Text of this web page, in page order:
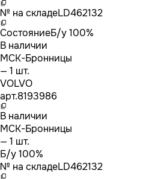
№ на складеLD462132
СостояниеБ/у 100%
В наличии
МСК-Бронницы
— 1 шт.
VOLVO
арт.8193986
В наличии
МСК-Бронницы
— 1 шт.
Б/у 100%
№ на складеLD462132